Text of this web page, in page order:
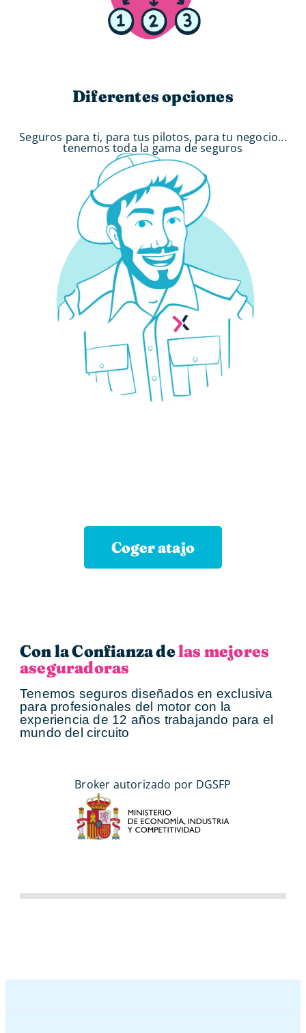
Diferentes opciones
Seguros para ti, para tus pilotos, para tu negocio...
tenemos toda la gama de seguros
Tu Guía de lo seguros ha
Coger atajo
Con la Confianza delas mejores
aseguradoras
Tenemos seguros diseñados en exclusiva
para profesionales del motor con la
experiencia de 12 años trabajando para el
mundo del circuito
Broker autorizado por DGSFP